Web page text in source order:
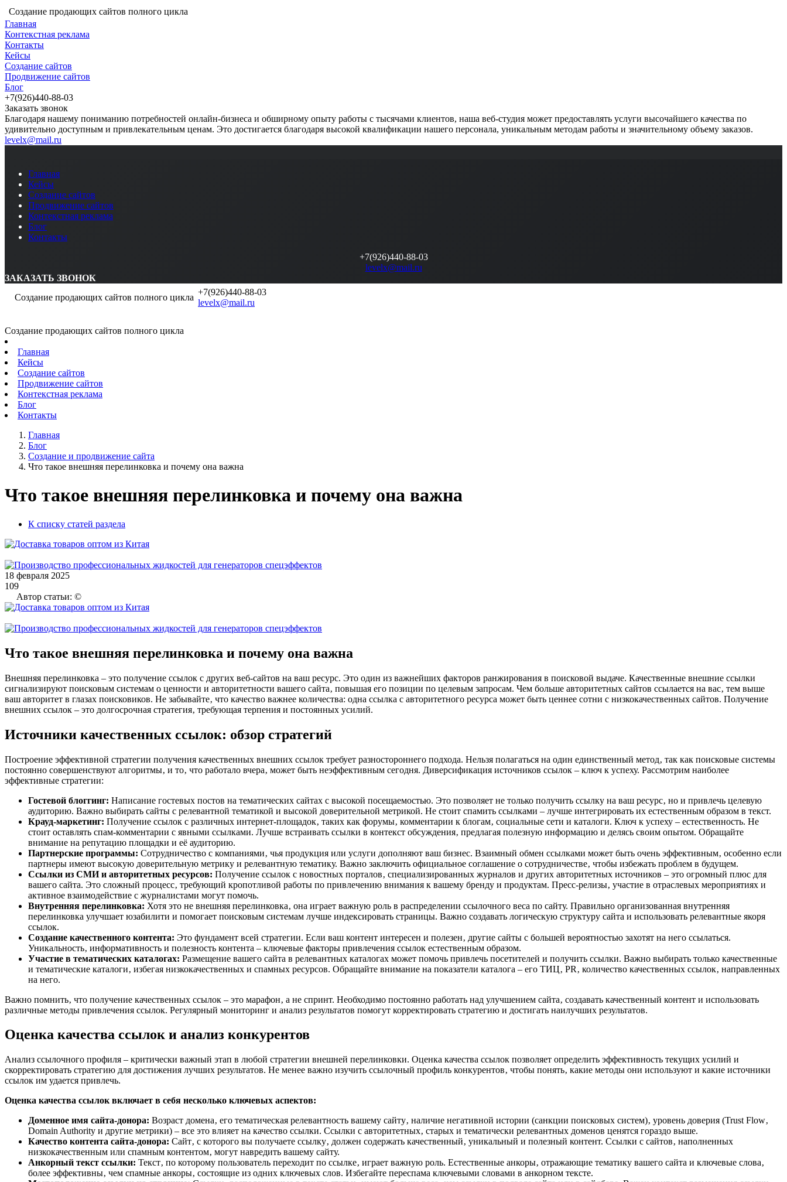
Создание продающих сайтов полного цикла
Главная
Контекстная реклама
Контакты
Кейсы
Создание сайтов
Продвижение сайтов
Блог
+7(926)440-88-03
Заказать звонок
Благодаря нашему пониманию потребностей онлайн-бизнеса и обширному опыту работы с тысячами клиентов, наша веб-студия может предоставлять услуги высочайшего качества по
удивительно доступным и привлекательным ценам. Это достигается благодаря высокой квалификации нашего персонала, уникальным методам работы и значительному объему заказов.
levelx@mail.ru
Главная
Кейсы
Создание сайтов
Продвижение сайтов
Контекстная реклама
Блог
Контакты
+7(926)440-88-03
levelx@mail.ru
ЗАКАЗАТЬ ЗВОНОК
Создание продающих сайтов полного цикла
+7(926)440-88-03
levelx@mail.ru
Создание продающих сайтов полного цикла
Главная
Кейсы
Создание сайтов
Продвижение сайтов
Контекстная реклама
Блог
Контакты
Главная
Блог
Создание и продвижение сайта
Что такое внешняя перелинковка и почему она важна
Что такое внешняя перелинковка и почему она важна
К списку статей раздела
18 февраля 2025
109
Автор статьи: ©
Что такое внешняя перелинковка и почему она важна
Внешняя перелинковка – это получение ссылок с других веб-сайтов на ваш ресурс. Это один из важнейших факторов ранжирования в поисковой выдаче. Качественные внешние ссылки
сигнализируют поисковым системам о ценности и авторитетности вашего сайта‚ повышая его позиции по целевым запросам. Чем больше авторитетных сайтов ссылается на вас‚ тем выше
ваш авторитет в глазах поисковиков. Не забывайте‚ что качество важнее количества: одна ссылка с авторитетного ресурса может быть ценнее сотни с низкокачественных сайтов. Получение
внешних ссылок – это долгосрочная стратегия‚ требующая терпения и постоянных усилий.
Источники качественных ссылок: обзор стратегий
Построение эффективной стратегии получения качественных внешних ссылок требует разностороннего подхода. Нельзя полагаться на один единственный метод‚ так как поисковые системы
постоянно совершенствуют алгоритмы‚ и то‚ что работало вчера‚ может быть неэффективным сегодня. Диверсификация источников ссылок – ключ к успеху. Рассмотрим наиболее
эффективные стратегии:
Гостевой блоггинг: Написание гостевых постов на тематических сайтах с высокой посещаемостью. Это позволяет не только получить ссылку на ваш ресурс‚ но и привлечь целевую
аудиторию. Важно выбирать сайты с релевантной тематикой и высокой доверительной метрикой. Не стоит спамить ссылками – лучше интегрировать их естественным образом в текст.
Крауд-маркетинг: Получение ссылок с различных интернет-площадок‚ таких как форумы‚ комментарии к блогам‚ социальные сети и каталоги. Ключ к успеху – естественность. Не
стоит оставлять спам-комментарии с явными ссылками. Лучше встраивать ссылки в контекст обсуждения‚ предлагая полезную информацию и делясь своим опытом. Обращайте
внимание на репутацию площадки и её аудиторию.
Партнерские программы: Сотрудничество с компаниями‚ чья продукция или услуги дополняют ваш бизнес. Взаимный обмен ссылками может быть очень эффективным‚ особенно если
партнеры имеют высокую доверительную метрику и релевантную тематику. Важно заключить официальное соглашение о сотрудничестве‚ чтобы избежать проблем в будущем.
Ссылки из СМИ и авторитетных ресурсов: Получение ссылок с новостных порталов‚ специализированных журналов и других авторитетных источников – это огромный плюс для
вашего сайта. Это сложный процесс‚ требующий кропотливой работы по привлечению внимания к вашему бренду и продуктам. Пресс-релизы‚ участие в отраслевых мероприятиях и
активное взаимодействие с журналистами могут помочь.
Внутренняя перелинковка: Хотя это не внешняя перелинковка‚ она играет важную роль в распределении ссылочного веса по сайту. Правильно организованная внутренняя
перелинковка улучшает юзабилити и помогает поисковым системам лучше индексировать страницы. Важно создавать логическую структуру сайта и использовать релевантные якоря
ссылок.
Создание качественного контента: Это фундамент всей стратегии. Если ваш контент интересен и полезен‚ другие сайты с большей вероятностью захотят на него ссылаться.
Уникальность‚ информативность и полезность контента – ключевые факторы привлечения ссылок естественным образом.
Участие в тематических каталогах: Размещение вашего сайта в релевантных каталогах может помочь привлечь посетителей и получить ссылки. Важно выбирать только качественные
и тематические каталоги‚ избегая низкокачественных и спамных ресурсов. Обращайте внимание на показатели каталога – его ТИЦ‚ PR‚ количество качественных ссылок‚ направленных
на него.
Важно помнить‚ что получение качественных ссылок – это марафон‚ а не спринт. Необходимо постоянно работать над улучшением сайта‚ создавать качественный контент и использовать
различные методы привлечения ссылок. Регулярный мониторинг и анализ результатов помогут корректировать стратегию и достигать наилучших результатов.
Оценка качества ссылок и анализ конкурентов
Анализ ссылочного профиля – критически важный этап в любой стратегии внешней перелинковки. Оценка качества ссылок позволяет определить эффективность текущих усилий и
скорректировать стратегию для достижения лучших результатов. Не менее важно изучить ссылочный профиль конкурентов‚ чтобы понять‚ какие методы они используют и какие источники
ссылок им удается привлечь.
Оценка качества ссылок включает в себя несколько ключевых аспектов:
Доменное имя сайта-донора: Возраст домена‚ его тематическая релевантность вашему сайту‚ наличие негативной истории (санкции поисковых систем)‚ уровень доверия (Trust Flow‚
Domain Authority и другие метрики) – все это влияет на качество ссылки. Ссылки с авторитетных‚ старых и тематически релевантных доменов ценятся гораздо выше.
Качество контента сайта-донора: Сайт‚ с которого вы получаете ссылку‚ должен содержать качественный‚ уникальный и полезный контент. Ссылки с сайтов‚ наполненных
низкокачественным или спамным контентом‚ могут навредить вашему сайту.
Анкорный текст ссылки: Текст‚ по которому пользователь переходит по ссылке‚ играет важную роль. Естественные анкоры‚ отражающие тематику вашего сайта и ключевые слова‚
более эффективны‚ чем спамные анкоры‚ состоящие из одних ключевых слов. Избегайте переспама ключевыми словами в анкорном тексте.